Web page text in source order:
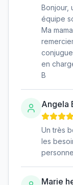
Bonjour,
équipe
Ma
en
B
Angela
Un très
les
Marie